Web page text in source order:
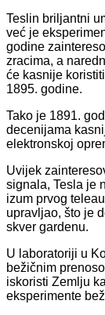
Teslin briljantni
već je
godine
zracima, a
će kasnije
1895. godine.
Tako je 1891.
decenijama
elektronskoj
Uvijek
signala, Tesla je
izum prvog
upravljao, što je
skver gardenu.
U laboratoriji u
bežičnim
iskoristi Zemlju
eksperimente